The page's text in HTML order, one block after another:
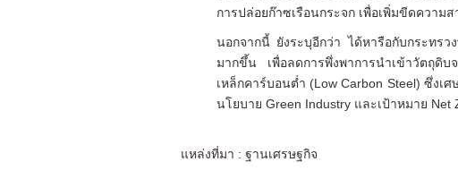
การปล่อยก๊าซเรือนกระจก เพื่อเพิ่มขีดควา
นอกจากนี้ ยังระบุอีกว่า ได้หารือกับกระทรว
มากขึ้น เพื่อลดการพึ่งพาการนำเข้าวัตถุดิบ
เหล็กคาร์บอนต่ำ (Low Carbon Steel) ซึ่ง
นโยบาย Green Industry และเป้าหมาย Net
แหล่งที่มา : ฐานเศรษฐกิจ